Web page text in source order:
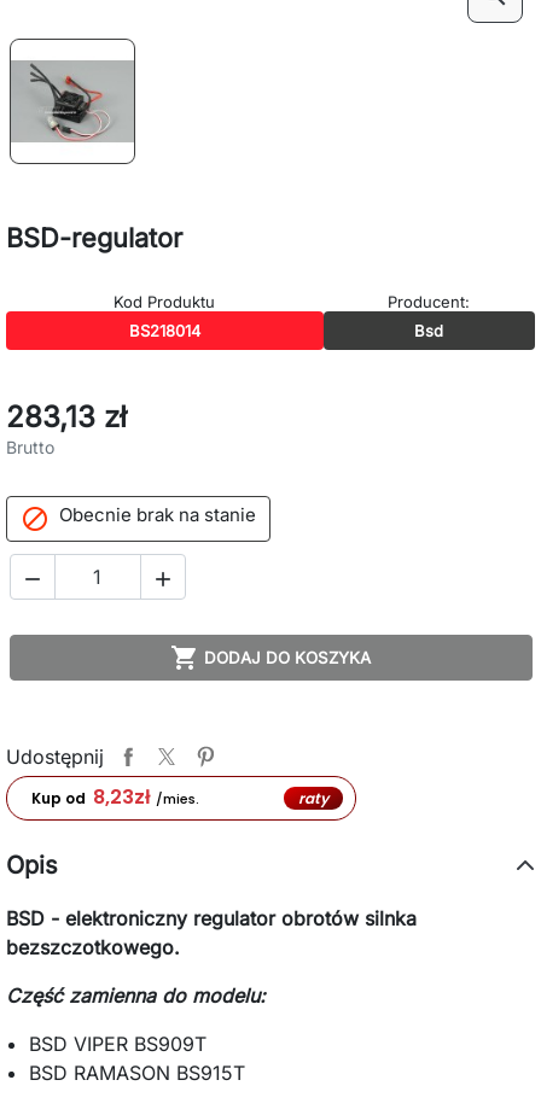
BSD-regulator
Kod Produktu
BS218014
Producent:
Bsd
283,13 zł
Brutto
 Obecnie brak na stanie
 
 DODAJ DO KOSZYKA
Udostępnij
Kup od 8,23zł /mies. raty
Opis
BSD - elektroniczny regulator obrotów silnka
bezszczotkowego.
Część zamienna do modelu:
BSD VIPER BS909T
BSD RAMASON BS915T